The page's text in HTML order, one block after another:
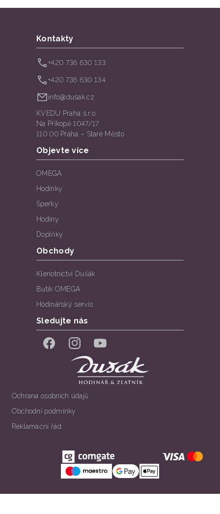
Kontakty
+420 736 630 133
+420 736 630 134
info@dusak.cz
KVEDU Praha s.r.o.
Na Příkopě 1047/17
110 00 Praha – Staré Město
Objevte více
OMEGA
Hodinky
Šperky
Hodiny
Doplňky
Obchody
Klenotnictví Dušák
Butik OMEGA
Hodinářský servis
Sledujte nás
FacebookInstagramYouTube
Ochrana osobních údajů
Obchodní podmínky
Reklamační řád